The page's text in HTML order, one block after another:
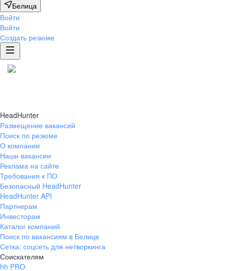
Белица
Войти
Войти
Создать резюме
HeadHunter
Размещение вакансий
Поиск по резюме
О компании
Наши вакансии
Реклама на сайте
Требования к ПО
Безопасный HeadHunter
HeadHunter API
Партнерам
Инвесторам
Каталог компаний
Поиск по вакансиям в Белице
Сетка: соцсеть для нетворкинга
Соискателям
hh PRO